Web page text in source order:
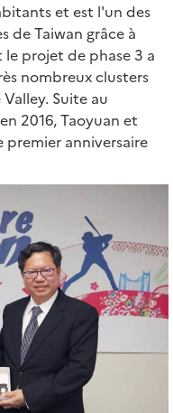
et est l'un des
de Taiwan grâce à
projet de phase 3 a
nombreux clusters
Suite au
2016, Taoyuan et
premier anniversaire